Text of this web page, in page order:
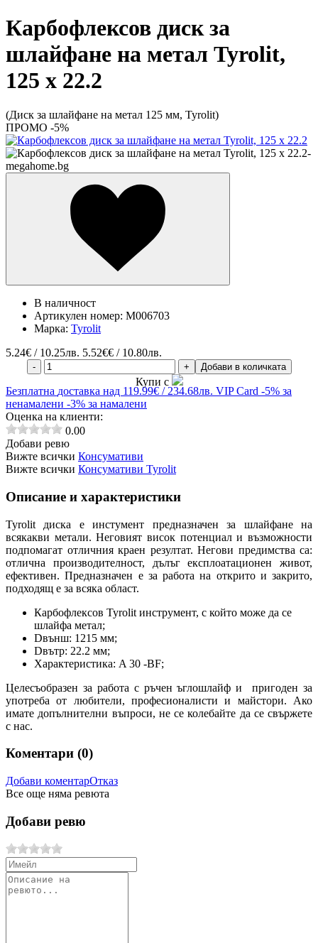
Карбофлексов диск за
шлайфане на метал Tyrolit,
125 х 22.2
(Диск за шлайфане на метал 125 мм, Tyrolit)
ПРОМО -5%
В наличност
Артикулен номер: M006703
Марка: Tyrolit
5.24€ / 10.25лв. 5.52€€ / 10.80лв.
- + Добави в количката
Купи с
Безплатна доставка над 119.99€ / 234.68лв. VIP Card -5% за
ненамалени -3% за намалени
Оценка на клиенти:
0.00
Добави ревю
Вижте всички Консумативи
Вижте всички Консумативи Tyrolit
Описание и характеристики
Tyrolit диска е инстумент предназначен за шлайфане на
всякакви метали. Неговият висок потенциал и възможности
подпомагат отличния краен резултат. Негови предимства са:
отлична производителност, дълъг експлоатационен живот,
ефективен. Предназначен е за работа на открито и закрито,
подходящ е за всяка област.
Карбофлексов Tyrolit инструмент, с който може да се
шлайфа метал;
Dвънш: 1215 мм;
Dвътр: 22.2 мм;
Характеристика: A 30 -BF;
Целесъобразен за работа с ръчен ъглошлайф и пригоден за
употреба от любители, професионалисти и майстори. Ако
имате допълнителни въпроси, не се колебайте да се свържете
с нас.
Коментари (0)
Добави коментарОтказ
Все още няма ревюта
Добави ревю